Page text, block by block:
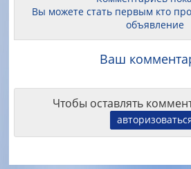
Вы можете стать первым кто
объявление
Ваш
Чтобы оставлять